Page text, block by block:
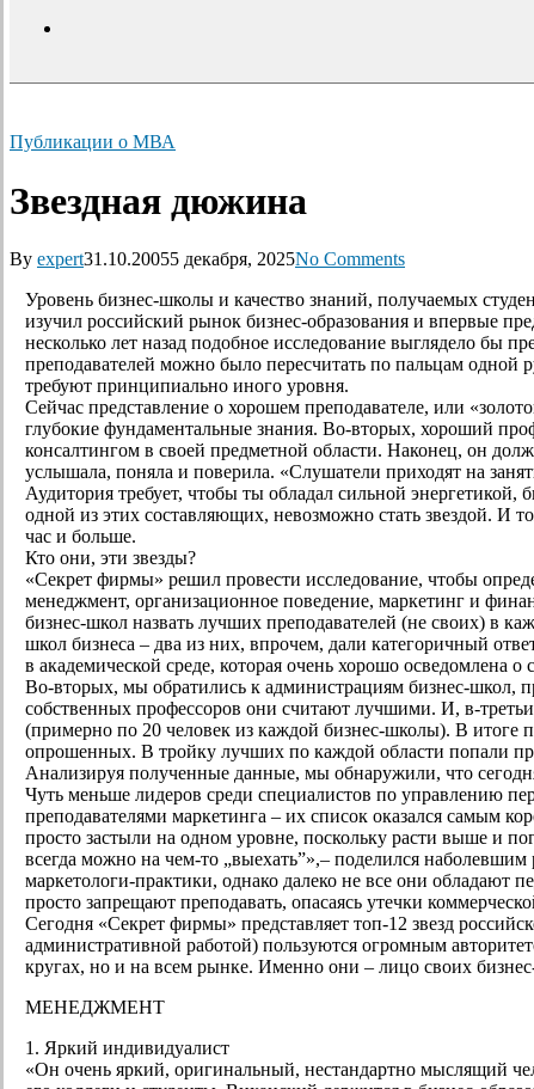
Публикации о МВА
Звездная дюжина
By expert31.10.20055 декабря, 2025No Comments
Уровень бизнес-школы и качество знаний, получаемых
изучил российский рынок бизнес-образования и впервые
несколько лет назад подобное исследование выглядело бы
преподавателей можно было пересчитать по пальцам
требуют принципиально иного уровня.
Сейчас представление о хорошем преподавателе, или
глубокие фундаментальные знания. Во-вторых, хороший
консалтингом в своей предметной области. Наконец, он
услышала, поняла и поверила. «Слушатели приходят на
Аудитория требует, чтобы ты обладал сильной энергетикой,
одной из этих составляющих, невозможно стать звездой. И
час и больше.
Кто они, эти звезды?
«Секрет фирмы» решил провести исследование, чтобы
менеджмент, организационное поведение, маркетинг и
бизнес-школ назвать лучших преподавателей (не своих) в
школ бизнеса – два из них, впрочем, дали категоричный
в академической среде, которая очень хорошо осведомлена
Во-вторых, мы обратились к администрациям бизнес-школ,
собственных профессоров они считают лучшими. И, в-
(примерно по 20 человек из каждой бизнес-школы). В итоге
опрошенных. В тройку лучших по каждой области попали
Анализируя полученные данные, мы обнаружили, что
Чуть меньше лидеров среди специалистов по управлению
преподавателями маркетинга – их список оказался самым
просто застыли на одном уровне, поскольку расти выше и
всегда можно на чем-то „выехать”»,– поделился
маркетологи-практики, однако далеко не все они обладают
просто запрещают преподавать, опасаясь утечки
Сегодня «Секрет фирмы» представляет топ-12 звезд
административной работой) пользуются огромным
кругах, но и на всем рынке. Именно они – лицо своих
МЕНЕДЖМЕНТ
1. Яркий индивидуалист
«Он очень яркий, оригинальный, нестандартно мыслящий